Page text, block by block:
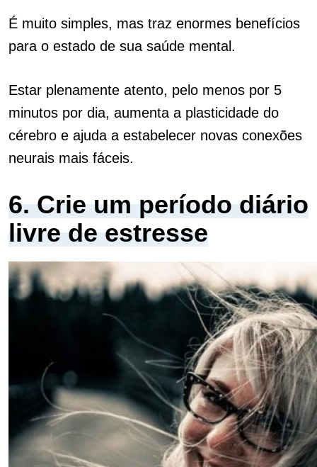
É muito simples, mas traz enormes benefícios
para o estado de sua saúde mental.
Estar plenamente atento, pelo menos por 5
minutos por dia, aumenta a plasticidade do
cérebro e ajuda a estabelecer novas conexões
neurais mais fáceis.
6. Crie um período diário
livre de estresse